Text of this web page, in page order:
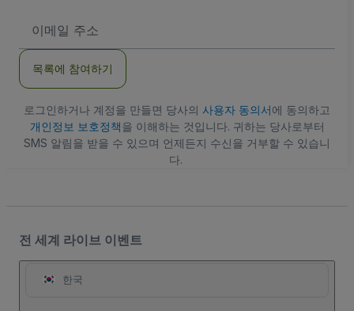
메
소
목록에 참여하기
로그인하거나 계정을 만들면 당사의 사용자 동의서에 동의하고
개인정보 보호정책을 이해하는 것입니다. 귀하는 당사로부터
SMS 알림을 받을 수 있으며 언제든지 수신을 거부할 수 있습니
다.
전 세계 라이브 이벤트
한국